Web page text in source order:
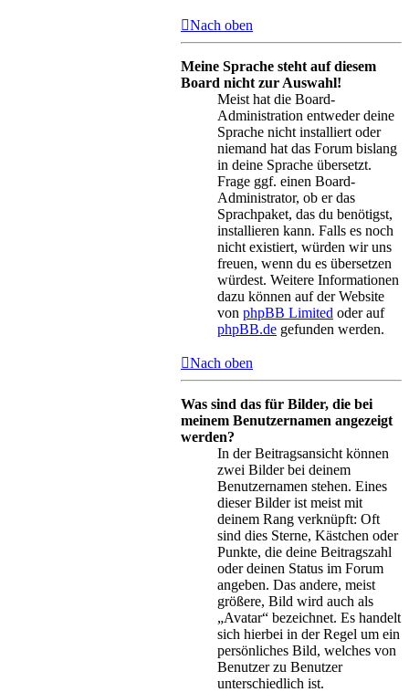
Nach oben
Meine Sprache steht auf diesem
Board nicht zur Auswahl!
Meist hat die Board-
Administration entweder deine
Sprache nicht installiert oder
niemand hat das Forum bislang
in deine Sprache übersetzt.
Frage ggf. einen Board-
Administrator, ob er das
Sprachpaket, das du benötigst,
installieren kann. Falls es noch
nicht existiert, würden wir uns
freuen, wenn du es übersetzen
würdest. Weitere Informationen
dazu können auf der Website
von phpBB Limited oder auf
phpBB.de gefunden werden.
Nach oben
Was sind das für Bilder, die bei
meinem Benutzernamen angezeigt
werden?
In der Beitragsansicht können
zwei Bilder bei deinem
Benutzernamen stehen. Eines
dieser Bilder ist meist mit
deinem Rang verknüpft: Oft
sind dies Sterne, Kästchen oder
Punkte, die deine Beitragszahl
oder deinen Status im Forum
angeben. Das andere, meist
größere, Bild wird auch als
„Avatar“ bezeichnet. Es handelt
sich hierbei in der Regel um ein
persönliches Bild, welches von
Benutzer zu Benutzer
unterschiedlich ist.